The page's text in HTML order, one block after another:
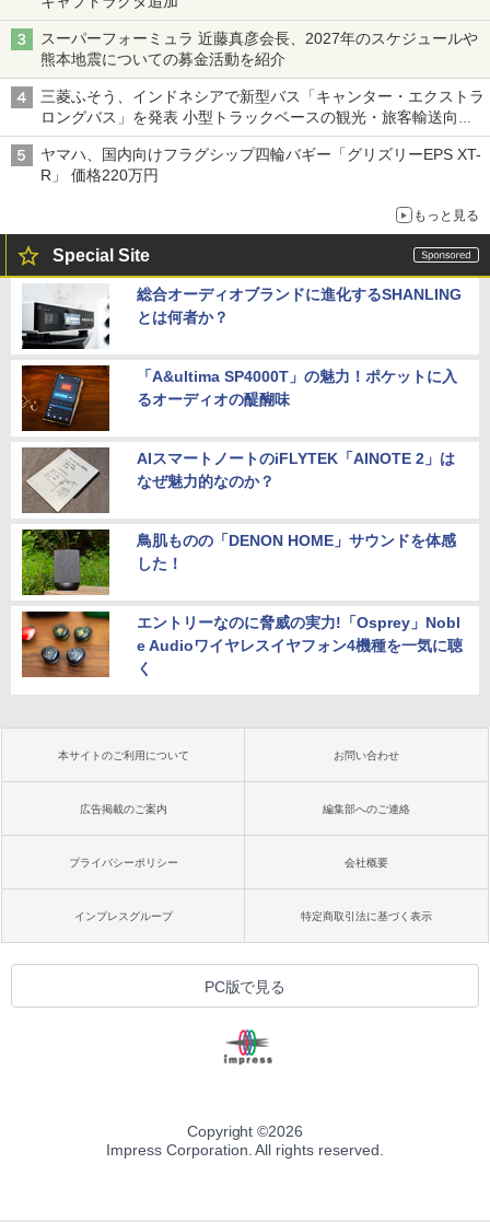
スーパーフォーミュラ 近藤真彦会長、2027年のスケジュールや
熊本地震についての募金活動を紹介
三菱ふそう、インドネシアで新型バス「キャンター・エクストラ
ロングバス」を発表 小型トラックベースの観光・旅客輸送向け
バス
ヤマハ、国内向けフラグシップ四輪バギー「グリズリーEPS XT-
R」 価格220万円
もっと見る
Special Site
総合オーディオブランドに進化するSHANLING
とは何者か？
「A&ultima SP4000T」の魅力！ポケットに入
るオーディオの醍醐味
AIスマートノートのiFLYTEK「AINOTE 2」は
なぜ魅力的なのか？
鳥肌ものの「DENON HOME」サウンドを体感
した！
エントリーなのに脅威の実力!「Osprey」Nobl
e Audioワイヤレスイヤフォン4機種を一気に聴
く
本サイトのご利用について お問い合わせ
広告掲載のご案内 編集部へのご連絡
プライバシーポリシー 会社概要
インプレスグループ 特定商取引法に基づく表示
PC版で見る
Copyright ©2026
Impress Corporation. All rights reserved.